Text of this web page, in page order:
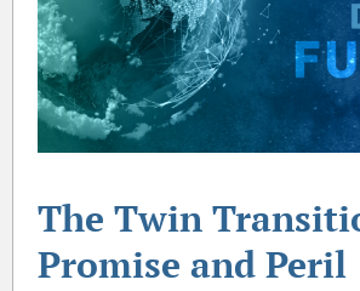
The Twin
Promise and Peril